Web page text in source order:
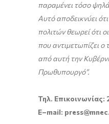
παραμένει τόσο
Αυτό αποδεικνύει
πολιτών θεωρεί ότι
που αντιμετωπίζει
από αυτή την
Πρωθυπουργό”.
Τηλ. Επικοινωνίας:
E–mail: press@mnec.